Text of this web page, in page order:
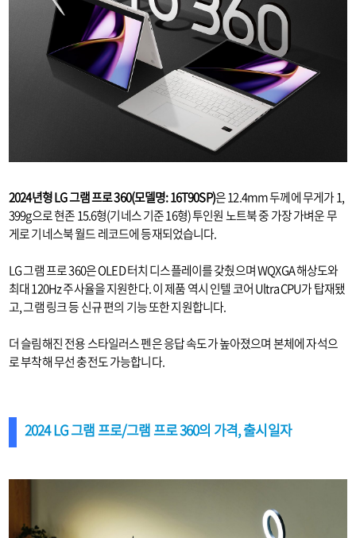
2024년형 LG 그램 프로 360(모델명: 16T90SP)은 12.4mm 두께에 무게가 1,
399g으로 현존 15.6형(기네스 기준 16형) 투인원 노트북 중 가장 가벼운 무
게로 기네스북 월드 레코드에 등재되었습니다.
LG 그램 프로 360은 OLED 터치 디스플레이를 갖췄으며 WQXGA 해상도와
최대 120Hz 주사율을 지원한다. 이 제품 역시 인텔 코어 Ultra CPU가 탑재됐
고, 그램 링크 등 신규 편의 기능 또한 지원합니다.
더 슬림해진 전용 스타일러스 펜은 응답 속도가 높아졌으며 본체에 자석으
로 부착해 무선 충전도 가능합니다.
2024 LG 그램 프로/그램 프로 360의 가격, 출시일자